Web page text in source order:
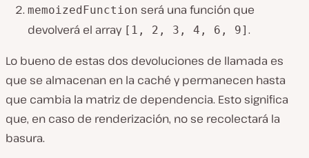
memoizedFunction será una función que
devolverá el array [1, 2, 3, 4, 6, 9] .
Lo bueno de estas dos devoluciones de llamada es
que se almacenan en la caché y permanecen hasta
que cambia la matriz de dependencia. Esto significa
que, en caso de renderización, no se recolectará la
basura.